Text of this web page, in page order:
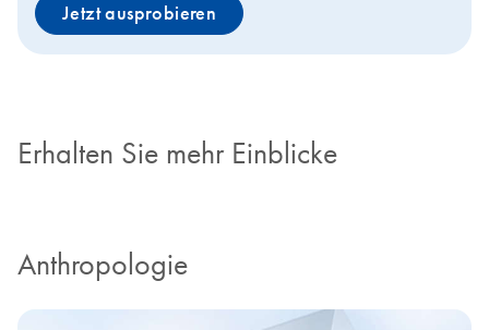
Jetzt ausprobieren
Erhalten Sie mehr Einblicke
Anthropologie